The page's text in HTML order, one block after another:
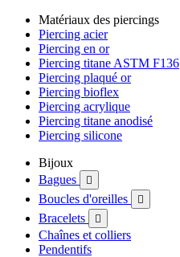
Matériaux des piercings
Piercing acier
Piercing en or
Piercing titane ASTM F136
Piercing plaqué or
Piercing bioflex
Piercing acrylique
Piercing titane anodisé
Piercing silicone
Bijoux
Bagues

Boucles d'oreilles 
Bracelets 
Chaînes et colliers
Pendentifs